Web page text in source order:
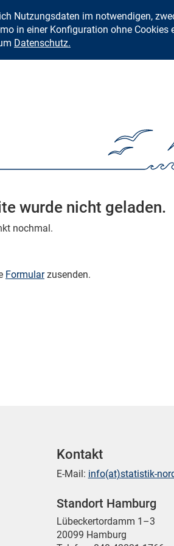
springen
Nutzungsdaten im notwendigen,
in einer Konfiguration ohne Cookies
Datenschutz.
wurde nicht geladen.
nochmal.
Formularzusenden.
Kontakt
E-Mail: info(at)statistik-
Standort Hamburg
Lübeckertordamm 1–3
20099 Hamburg